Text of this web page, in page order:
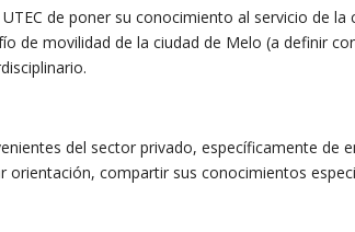
de poner su conocimiento al servicio de
de movilidad de la ciudad de Melo (a definir
del sector privado, específicamente de
orientación, compartir sus conocimientos